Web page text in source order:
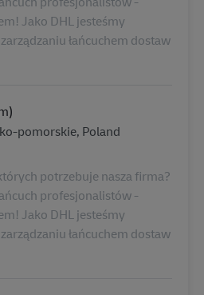
Jako DHL jesteśmy
łańcuchem dostaw
pomorskie, Poland
potrzebuje nasza firma?
profesjonalistów -
Jako DHL jesteśmy
łańcuchem dostaw